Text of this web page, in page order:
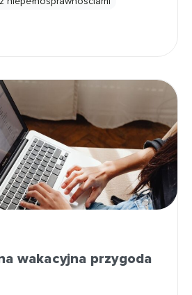
wakacyjna przygoda